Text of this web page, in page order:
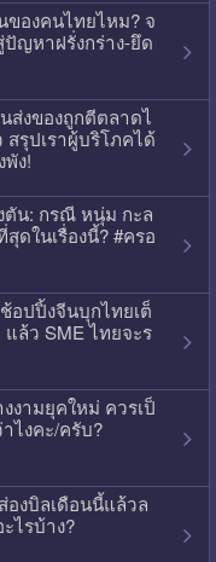
ของคนไทยไหม? จ
ญหาฝรั่งกร่าง-ยึด
ส่งของถูกตีตลาดไ
สรุปเราผู้บริโภคได้
พัง!
ตัน: กรณี หนุ่ม กะล
ดในเรื่องนี้? #ครอ
อปปิ้งจีนบุกไทยเต็
ล้ว SME ไทยจะร
งามยุคใหม่ ควรเป็
ไงคะ/ครับ?
องบิลเดือนนี้แล้วล
ไรบ้าง?